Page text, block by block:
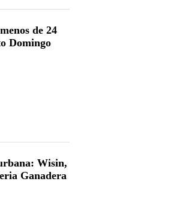
de 24
Domingo
Wisin,
Ganadera